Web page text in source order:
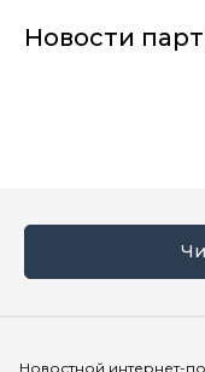
Новости
Новостной интернет-